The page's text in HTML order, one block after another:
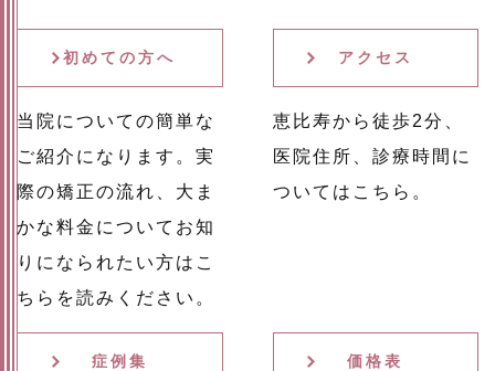
初めての方へ
当院についての簡単な
ご紹介になります。実
際の矯正の流れ、大ま
かな料金についてお知
りになられたい方はこ
ちらを読みください。
アクセス
恵比寿から徒歩2分、
医院住所、診療時間に
ついてはこちら。
症例集 価格表